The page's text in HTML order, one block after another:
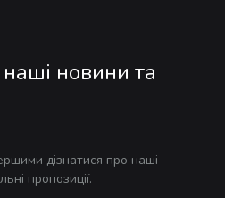
новини та
дізнатися про наші
пропозиції.